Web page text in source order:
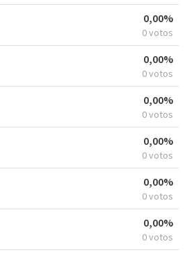
0,00%
0 votos
0,00%
0 votos
0,00%
0 votos
0,00%
0 votos
0,00%
0 votos
0,00%
0 votos